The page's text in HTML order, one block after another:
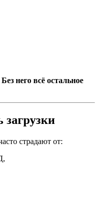
него всё остальное
загрузки
страдают от: